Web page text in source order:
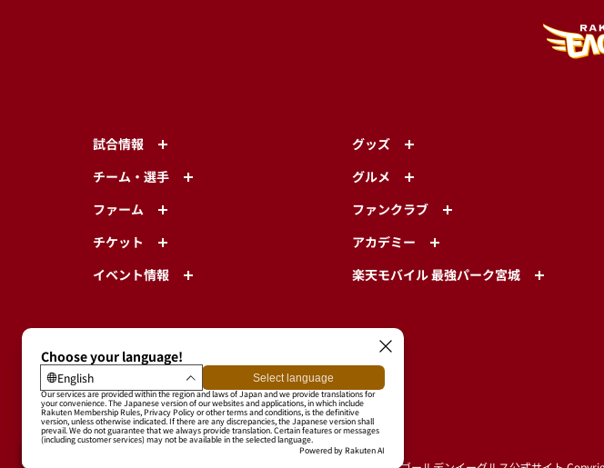
試合情報
チーム・選手
ファーム
チケット
イベント情報
グッズ
グルメ
ファンクラブ
アカデミー
楽天モバイル 最強パーク宮城